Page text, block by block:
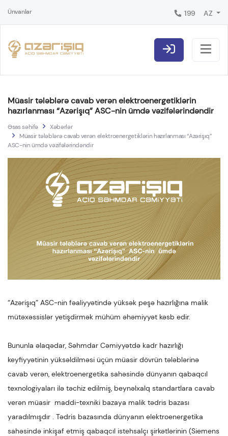
Ünvanlar 199 AZ
Müasir tələblərə cavab verən elektroenergetiklərin
hazırlanması “Azərişıq” ASC-nin ümdə vəzifələrindəndir
Əsas səhifə
Xəbərlər
Müasir tələblərə cavab verən elektroenergetiklərin hazırlanması “Azərişıq”
ASC-nin ümdə vəzifələrindəndir
“Azərişıq” ASC-nin fəaliyyətində yüksək peşə hazırlığına malik
mütəxəssislər yetişdirmək mühüm əhəmiyyət kəsb edir.
Bununla əlaqədar, Səhmdar Cəmiyyətdə kadr hazırlığı
keyfiyyətinin yüksəldilməsi üçün müasir dövrün tələblərinə
cavab verən, elektroenergetika sahəsində dünyanın qabaqcıl
texnologiyaları ilə təchiz edilmiş, beynəlxalq standartlara cavab
verən müasir maddi-texniki bazaya malik tədris bazası
yaradılmışdır . Tədris bazasında dünyanın elektroenergetika
sahəsində inkişaf etmiş qabaqcıl istehsalçı şirkətlərinin (Siemens